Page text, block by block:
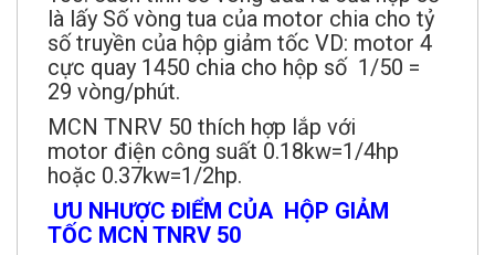
là lấy Số vòng tua của motor chia cho tỷ
số truyền của hộp giảm tốc VD: motor 4
cực quay 1450 chia cho hộp số 1/50 =
29 vòng/phút.
MCN TNRV 50 thích hợp lắp với
motor điện công suất 0.18kw=1/4hp
hoặc 0.37kw=1/2hp.
ƯU NHƯỢC ĐIỂM CỦA HỘP GIẢM
TỐC MCN TNRV 50